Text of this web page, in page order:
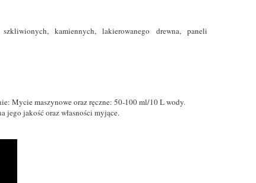
kamiennych, lakierowanego drewna, paneli
Mycie maszynowe oraz ręczne: 50-100 ml/10 L wody.
jego jakość oraz własności myjące.